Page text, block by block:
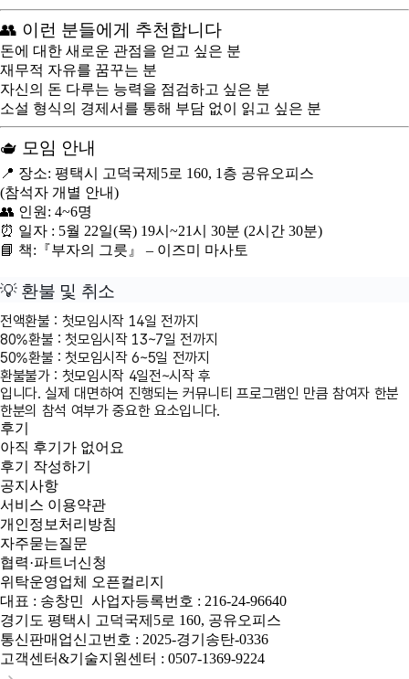
👥 이런 분들에게 추천합니다
돈에 대한 새로운 관점을 얻고 싶은 분
재무적 자유를 꿈꾸는 분
자신의 돈 다루는 능력을 점검하고 싶은 분
소설 형식의 경제서를 통해 부담 없이 읽고 싶은 분
🫖 모임 안내
📍 장소: 평택시 고덕국제5로 160, 1층 공유오피스
(참석자 개별 안내)
👥 인원: 4~6명
⏰ 일자 : 5월 22일(목) 19시~21시 30분 (2시간 30분)
📘 책: 『부자의 그릇』 – 이즈미 마사토
💡 환불 및 취소
전액환불 : 첫모임시작 14일 전까지
80%환불 : 첫모임시작 13~7일 전까지
50%환불 : 첫모임시작 6~5일 전까지
환불불가 : 첫모임시작 4일전~시작 후
입니다. 실제 대면하여 진행되는 커뮤니티 프로그램인 만큼 참여자 한분
한분의 참석 여부가 중요한 요소입니다.
후기
아직 후기가 없어요
후기 작성하기
공지사항
서비스 이용약관
개인정보처리방침
자주묻는질문
협력·파트너신청
위탁운영업체 오픈컬리지
대표 : 송창민 사업자등록번호 : 216-24-96640
경기도 평택시 고덕국제5로 160, 공유오피스
통신판매업신고번호 : 2025-경기송탄-0336
고객센터&기술지원센터 : 0507-1369-9224